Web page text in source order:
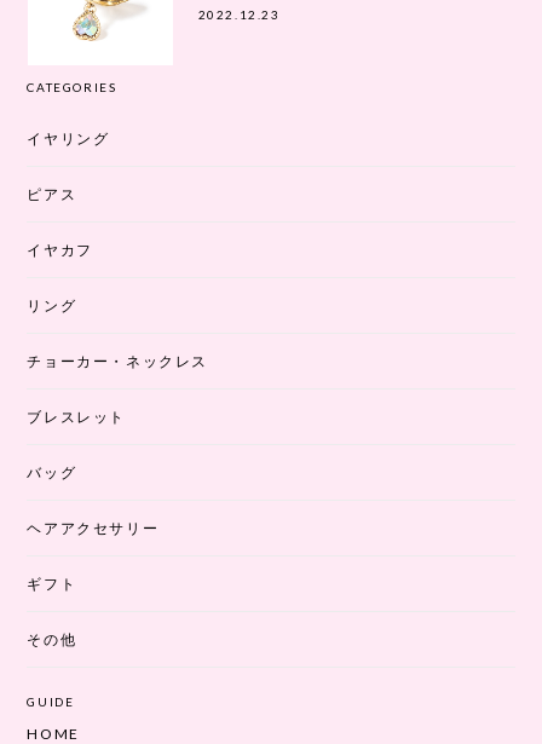
2022.12.23
CATEGORIES
イヤリング
ピアス
イヤカフ
リング
チョーカー・ネックレス
ブレスレット
バッグ
ヘアアクセサリー
ギフト
その他
GUIDE
HOME